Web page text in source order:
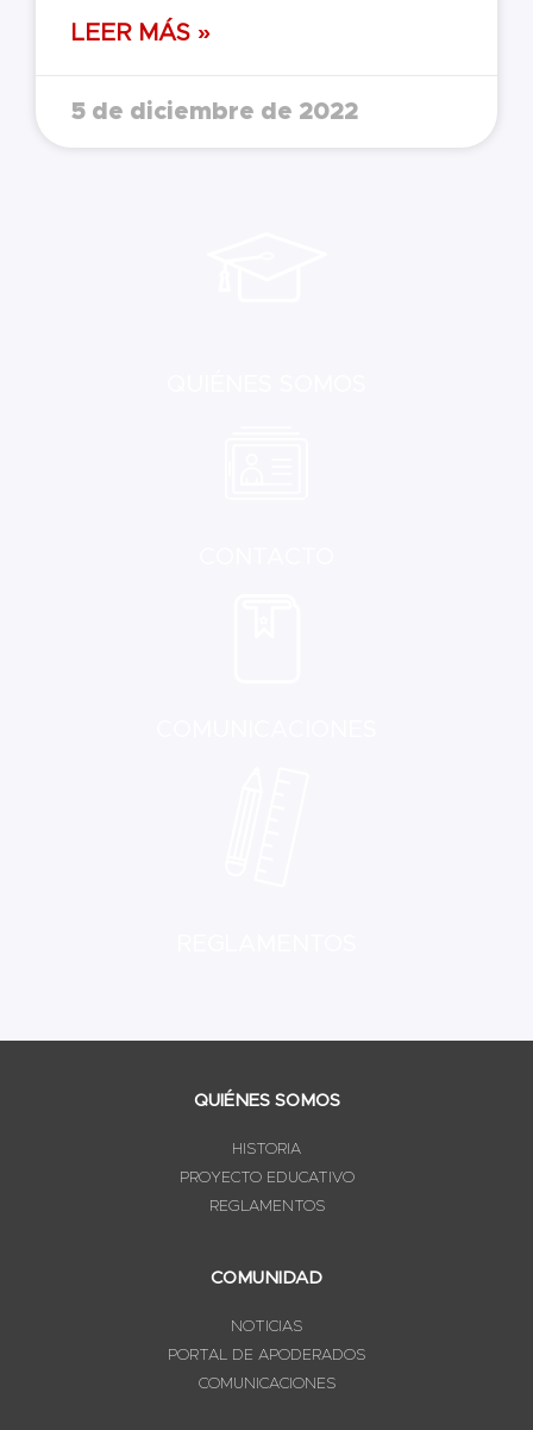
LEER MÁS »
5 de diciembre de 2022
QUIÉNES SOMOS
HISTORIA
PROYECTO EDUCATIVO
REGLAMENTOS
COMUNIDAD
NOTICIAS
PORTAL DE APODERADOS
COMUNICACIONES